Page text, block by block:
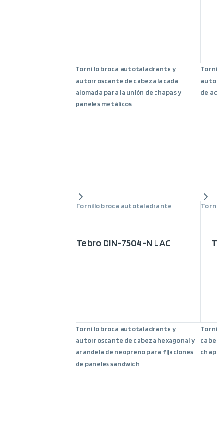
Tornillo broca autotaladrante y
autorroscante de cabeza lacada
alomada para la unión de chapas y
paneles metálicos
Tornillo broca autotaladrante
Tebro DIN-7504-N LAC
de
Tornillo broca autotaladrante y
autorroscante de cabeza hexagonal y
arandela de neopreno para fijaciones
de paneles sandwich